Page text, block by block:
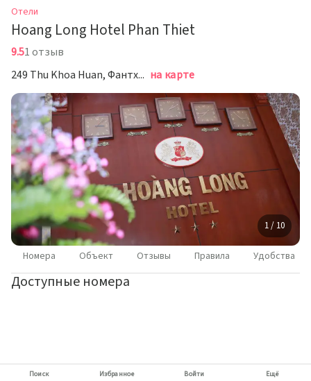
Отели
Hoang Long Hotel Phan Thiet
9.51 отзыв
249 Thu Khoa Huan, Фантхьет на карте
1 / 10
Номера Объект Отзывы Правила Удобства
Доступные номера
Поиск Избранное Войти Ещё